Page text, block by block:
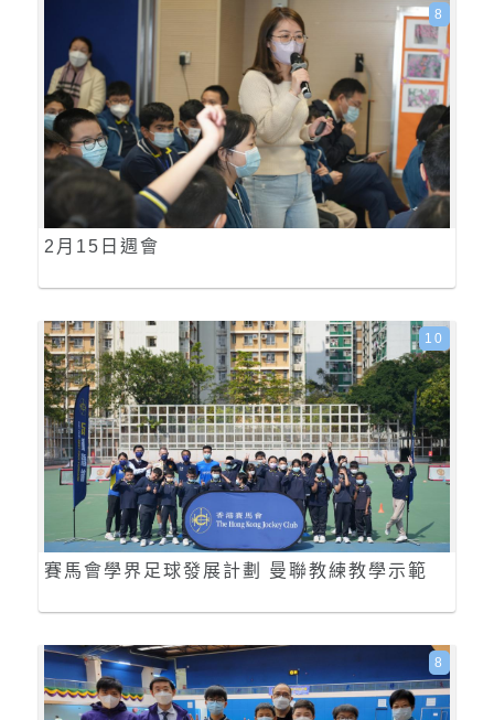
2月15日週會
8
賽馬會學界足球發展計劃 曼聯教練教學示範
10
8